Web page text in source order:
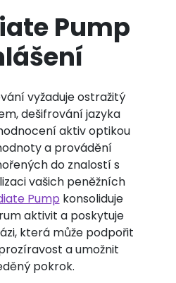
Pump
vyžaduje ostražitý
dešifrování jazyka
aktiv optikou
a provádění
do znalostí s
vašich peněžních
Pump konsoliduje
aktivit a poskytuje
která může podpořit
a umožnit
pokrok.